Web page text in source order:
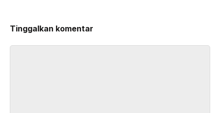
Tinggalkan komentar